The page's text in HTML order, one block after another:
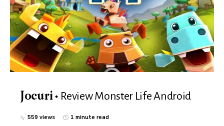
Jocuri Review Monster Life Android
559 views 1 minute read